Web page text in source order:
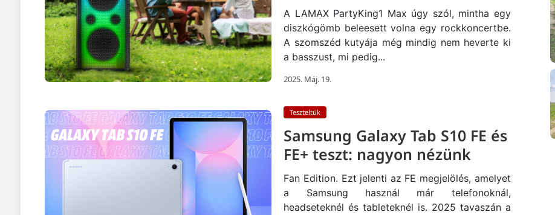
A LAMAX PartyKing1 Max úgy szól, mintha egy
diszkógömb beleesett volna egy rockkoncertbe.
A szomszéd kutyája még mindig nem heverte ki
a basszust, mi pedig...
2025. Máj. 19.
Teszteltük
Samsung Galaxy Tab S10 FE és
FE+ teszt: nagyon nézünk
Fan Edition. Ezt jelenti az FE megjelölés, amelyet
a Samsung használ már telefonoknál,
headseteknél és tableteknél is. 2025 tavaszán a